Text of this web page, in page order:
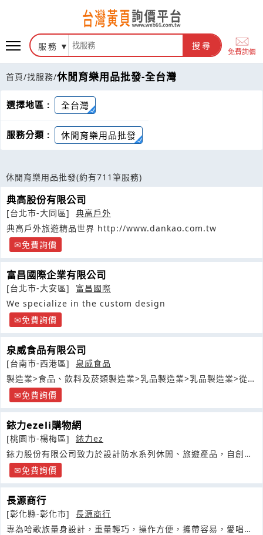
服務 搜尋
免費詢價
首頁/找服務/休閒育樂用品批發-全台灣
選擇地區 : 全台灣
服務分類 : 休閒育樂用品批發
休閒育樂用品批發(約有711筆服務)
典高股份有限公司
[台北市-大同區]
典高戶外
典高戶外旅遊精品世界 http://www.dankao.com.tw
免費詢價
富昌國際企業有限公司
[台北市-大安區]
富昌國際
We specialize in the custom design
免費詢價
泉威食品有限公司
[台南市-西港區]
泉威食品
製造業>食品、飲料及菸類製造業>乳品製造業>乳品製造業>從事
乳製品製造之行業
免費詢價
銥力ezeli購物網
[桃園市-楊梅區]
銥力ez
銥力股份有限公司致力於設計防水系列休閒、旅遊產品，自創國
內品牌商標
免費詢價
長源商行
[彰化縣-彰化市]
長源商行
專為哈歌族量身設計，重量輕巧，操作方便，攜帶容易，愛唱歌